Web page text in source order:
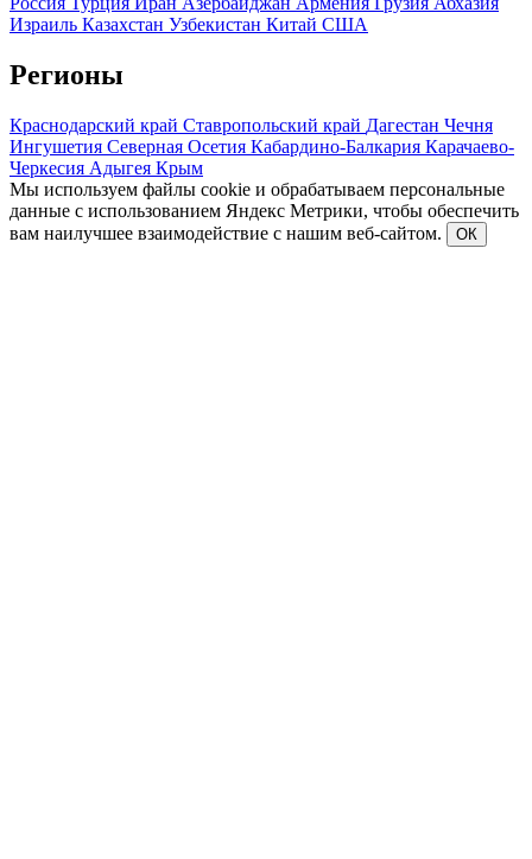
Израиль Казахстан Узбекистан Китай США
Регионы
Краснодарский край Ставропольский край Дагестан Чечня
Ингушетия Северная Осетия Кабардино-Балкария Карачаево-
Черкесия Адыгея Крым
Мы используем файлы cookie и обрабатываем персональные
данные с использованием Яндекс Метрики, чтобы обеспечить
вам наилучшее взаимодействие с нашим веб-сайтом.
ОК